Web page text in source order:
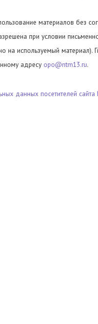
материалов без
при условии
на используемый материал).
адресу opo@ntm13.ru.
данных посетителей